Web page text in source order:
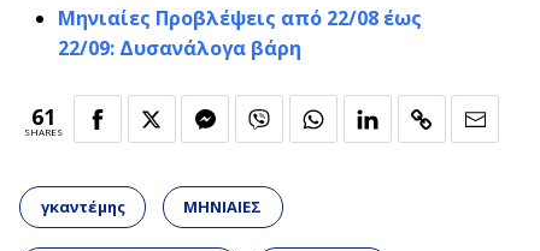
Μηνιαίες Προβλέψεις από 22/08 έως
22/09: Δυσανάλογα βάρη
61
SHARES
γκαντέμης ΜΗΝΙΑΙΕΣ